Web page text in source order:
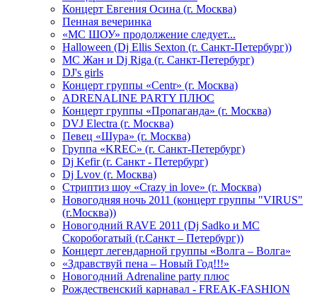
Концерт Евгения Осина (г. Москва)
Пенная вечеринка
«МС ШОУ» продолжение следует...
Halloween (Dj Ellis Sexton (г. Санкт-Петербург))
МС Жан и Dj Riga (г. Санкт-Петербург)
DJ's girls
Концерт группы «Centr» (г. Москва)
ADRENALINE PARTY ПЛЮС
Концерт группы «Пропаганда» (г. Москва)
DVJ Electra (г. Москва)
Певец «Шура» (г. Москва)
Группа «KREC» (г. Санкт-Петербург)
Dj Kefir (г. Санкт - Петербург)
Dj Lvov (г. Москва)
Стриптиз шоу «Crazy in love» (г. Москва)
Новогодняя ночь 2011 (концерт группы "VIRUS"
(г.Москва))
Новогодний RAVE 2011 (Dj Sadko и MC
Скоробогатый (г.Санкт – Петербург))
Концерт легендарной группы «Волга – Волга»
«Здравствуй пена – Новый Год!!!»
Новогодний Adrenaline party плюс
Рождественский карнавал - FREAK-FASHION